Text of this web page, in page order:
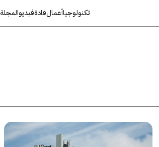
تكنولوجياأعمالقادةفيديوالمجلة